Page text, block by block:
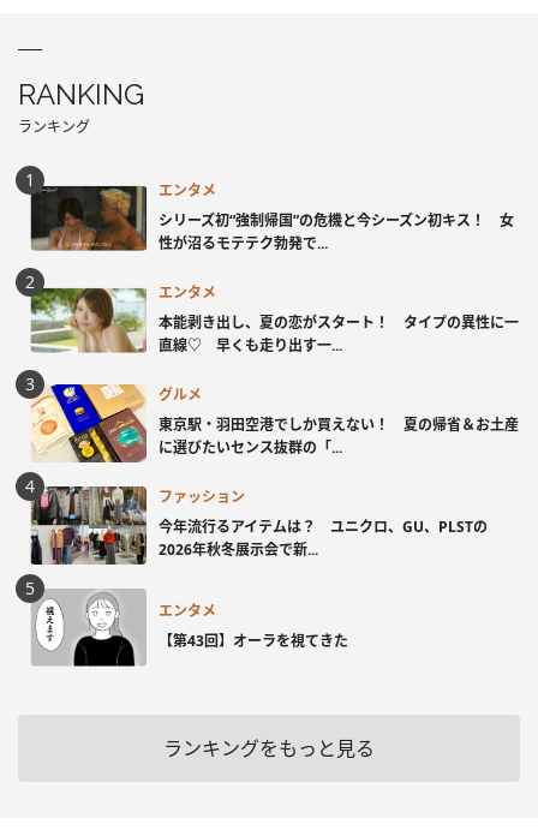
RANKING
ランキング
エンタメ
シリーズ初“強制帰国”の危機と今シーズン初キス！ 女
性が沼るモテテク勃発で...
エンタメ
本能剥き出し、夏の恋がスタート！ タイプの異性に一
直線♡ 早くも走り出す一...
グルメ
東京駅・羽田空港でしか買えない！ 夏の帰省＆お土産
に選びたいセンス抜群の「...
ファッション
今年流行るアイテムは？ ユニクロ、GU、PLSTの
2026年秋冬展示会で新...
エンタメ
【第43回】オーラを視てきた
ランキングをもっと見る